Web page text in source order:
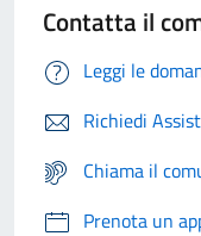
Contatta il
Leggi le
Richiedi
Chiama il
Prenota un